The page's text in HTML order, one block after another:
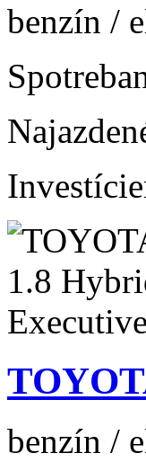
benzín /
Spotreba
Investície
benzín /